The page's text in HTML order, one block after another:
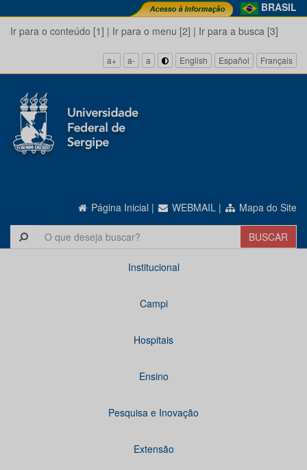
BRASIL
Ir para o conteúdo [1] | Ir para o menu [2] | Ir para a busca [3]
a+ a- a English Español Français
Página Inicial | WEBMAIL | Mapa do Site
Institucional
Campi
Hospitais
Ensino
Pesquisa e Inovação
Extensão